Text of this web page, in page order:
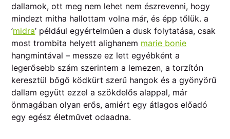
dallamok, ott meg nem lehet nem észrevenni, hogy
mindezt mitha hallottam volna már, és épp tőlük. a
’midra’ például egyértelműen a dusk folytatása, csak
most trombita helyett alighanem marie bonie
hangmintával – messze ez lett egyébként a
legerősebb szám szerintem a lemezen, a torzítón
keresztül bőgő ködkürt szerű hangok és a gyönyörű
dallam együtt ezzel a szökdelős alappal, már
önmagában olyan erős, amiért egy átlagos előadó
egy egész életművet odaadna.